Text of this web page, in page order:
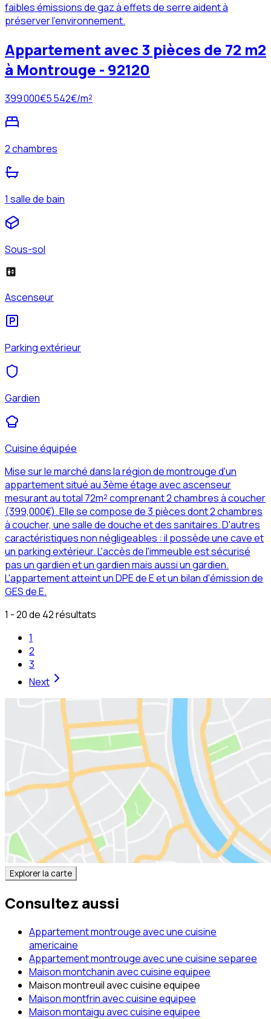
faibles émissions de gaz à effets de serre aident à
préserver l'environnement.
Appartement avec 3 pièces de 72 m2
à Montrouge - 92120
399 000€5 542€/m²
2 chambres
1 salle de bain
Sous-sol
Ascenseur
Parking extérieur
Gardien
Cuisine équipée
Mise sur le marché dans la région de montrouge d'un
appartement situé au 3ème étage avec ascenseur
mesurant au total 72m² comprenant 2 chambres à coucher
(399,000€). Elle se compose de 3 pièces dont 2 chambres
à coucher, une salle de douche et des sanitaires. D'autres
caractéristiques non négligeables : il possède une cave et
un parking extérieur. L'accès de l'immeuble est sécurisé
pas un gardien et un gardien mais aussi un gardien.
L'appartement atteint un DPE de E et un bilan d'émission de
GES de E.
1 - 20 de 42 résultats
1
2
3
Next
Explorer la carte
Consultez aussi
Appartement montrouge avec une cuisine
americaine
Appartement montrouge avec une cuisine separee
Maison montchanin avec cuisine equipee
Maison montreuil avec cuisine equipee
Maison montfrin avec cuisine equipee
Maison montaigu avec cuisine equipee